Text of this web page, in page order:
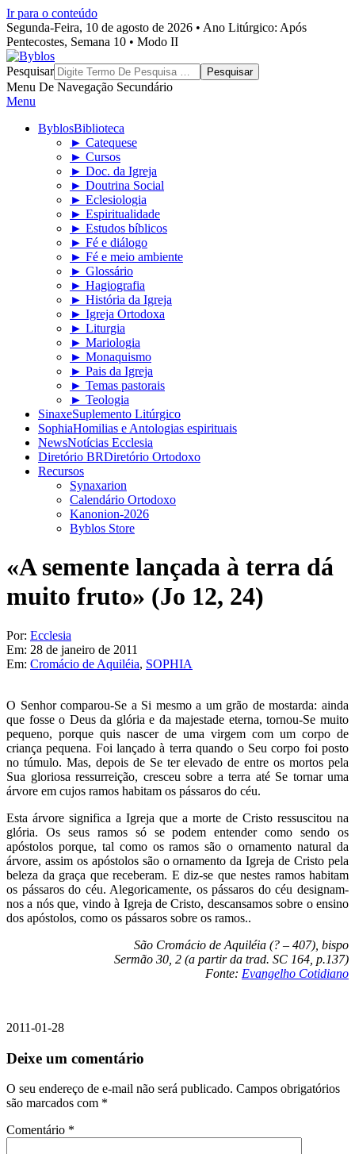
Ir para o conteúdo
Segunda-Feira, 10 de agosto de 2026 • Ano Litúrgico: Após
Pentecostes, Semana 10 • Modo II
Byblos
Pesquisar
Menu De Navegação Secundário
Menu
ByblosBiblioteca
► Catequese
► Cursos
► Doc. da Igreja
► Doutrina Social
► Eclesiologia
► Espiritualidade
► Estudos bíblicos
► Fé e diálogo
► Fé e meio ambiente
► Glossário
► Hagiografia
► História da Igreja
► Igreja Ortodoxa
► Liturgia
► Mariologia
► Monaquismo
► Pais da Igreja
► Temas pastorais
► Teologia
SinaxeSuplemento Litúrgico
SophiaHomilias e Antologias espirituais
NewsNotícias Ecclesia
Diretório BRDiretório Ortodoxo
Recursos
Synaxarion
Calendário Ortodoxo
Kanonion-2026
Byblos Store
«A semente lançada à terra dá
muito fruto» (Jo 12, 24)
Por: Ecclesia
Em: 28 de janeiro de 2011
Em: Cromácio de Aquiléia, SOPHIA
O Senhor comparou-Se a Si mesmo a um grão de mostarda: ainda
que fosse o Deus da glória e da majestade eterna, tornou-Se muito
pequeno, porque quis nascer de uma virgem com um corpo de
criança pequena. Foi lançado à terra quando o Seu corpo foi posto
no túmulo. Mas, depois de Se ter elevado de entre os mortos pela
Sua gloriosa ressurreição, cresceu sobre a terra até Se tornar uma
árvore em cujos ramos habitam os pássaros do céu.
Esta árvore significa a Igreja que a morte de Cristo ressuscitou na
glória. Os seus ramos só se podem entender como sendo os
apóstolos porque, tal como os ramos são o ornamento natural da
árvore, assim os apóstolos são o ornamento da Igreja de Cristo pela
beleza da graça que receberam. E diz-se que nestes ramos habitam
os pássaros do céu. Alegoricamente, os pássaros do céu designam-
nos a nós que, vindo à Igreja de Cristo, descansamos sobre o ensino
dos apóstolos, como os pássaros sobre os ramos..
São Cromácio de Aquiléia (? – 407), bispo
Sermão 30, 2 (a partir da trad. SC 164, p.137)
Fonte: Evangelho Cotidiano
2011-01-28
Deixe um comentário
O seu endereço de e-mail não será publicado. Campos obrigatórios
são marcados com *
Comentário *